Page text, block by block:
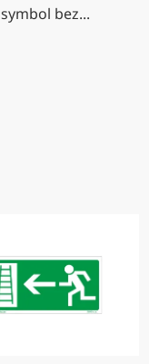
symbol bez...